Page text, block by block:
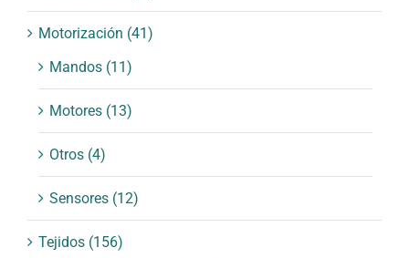
Motorización (41)
Mandos (11)
Motores (13)
Otros (4)
Sensores (12)
Tejidos (156)